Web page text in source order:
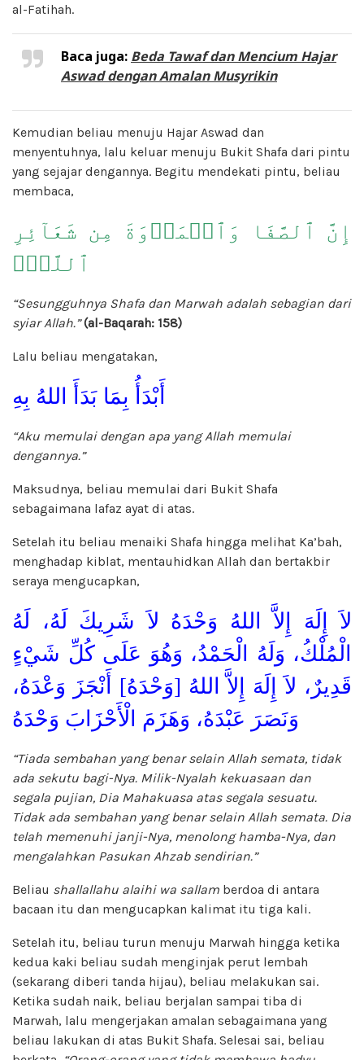
al-Fatihah.
Baca juga: Beda Tawaf dan Mencium Hajar
Aswad dengan Amalan Musyrikin
Kemudian beliau menuju Hajar Aswad dan
menyentuhnya, lalu keluar menuju Bukit Shafa dari pintu
yang sejajar dengannya. Begitu mendekati pintu, beliau
membaca,
إِنَّ ٱلصَّفَا وَٱلۡمَرۡوَةَ مِن شَعَآئِرِ
ٱللَّهِۖ
“Sesungguhnya Shafa dan Marwah adalah sebagian dari
syiar Allah.” (al-Baqarah: 158)
Lalu beliau mengatakan,
أَبْدَأُ بِمَا بَدَأَ اللهُ بِهِ
“Aku memulai dengan apa yang Allah memulai
dengannya.”
Maksudnya, beliau memulai dari Bukit Shafa
sebagaimana lafaz ayat di atas.
Setelah itu beliau menaiki Shafa hingga melihat Ka’bah,
menghadap kiblat, mentauhidkan Allah dan bertakbir
seraya mengucapkan,
لاَ إِلَهَ إِلاَّ اللهُ وَحْدَهُ لاَ شَرِيكَ لَهُ، لَهُ
الْمُلْكُ، وَلَهُ الْحَمْدُ، وَهُوَ عَلَى كُلِّ شَيْءٍ
قَدِيرٌ، لاَ إِلَهَ إِلاَّ اللهُ [وَحْدَهُ] أَنْجَزَ وَعْدَهُ،
وَنَصَرَ عَبْدَهُ، وَهَزَمَ الْأَحْزَابَ وَحْدَهُ
“Tiada sembahan yang benar selain Allah semata, tidak
ada sekutu bagi-Nya. Milik-Nyalah kekuasaan dan
segala pujian, Dia Mahakuasa atas segala sesuatu.
Tidak ada sembahan yang benar selain Allah semata. Dia
telah memenuhi janji-Nya, menolong hamba-Nya, dan
mengalahkan Pasukan Ahzab sendirian.”
Beliau shallallahu alaihi wa sallam berdoa di antara
bacaan itu dan mengucapkan kalimat itu tiga kali.
Setelah itu, beliau turun menuju Marwah hingga ketika
kedua kaki beliau sudah menginjak perut lembah
(sekarang diberi tanda hijau), beliau melakukan sai.
Ketika sudah naik, beliau berjalan sampai tiba di
Marwah, lalu mengerjakan amalan sebagaimana yang
beliau lakukan di atas Bukit Shafa. Selesai sai, beliau